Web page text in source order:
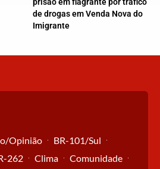
de drogas em Venda Nova do
Imigrante
Opinião
BR-101/Sul
262 Clima
Comunidade